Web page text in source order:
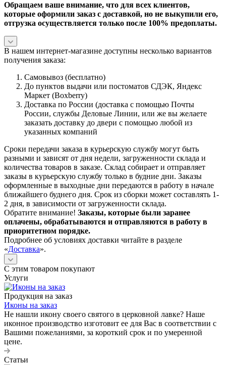
Обращаем ваше внимание, что для всех клиентов,
которые оформили заказ с доставкой, но не выкупили его,
отгрузка осуществляется только после 100% предоплаты.
В нашем интернет-магазине доступны несколько вариантов
получения заказа:
Самовывоз (бесплатно)
До пунктов выдачи или постоматов СДЭК, Яндекс
Маркет (Boxberry)
Доставка по России (доставка с помощью Почты
России, службы Деловые Линии, или же вы желаете
заказать доставку до двери с помощью любой из
указанных компаний
Сроки передачи заказа в курьерскую службу могут быть
разными и зависят от дня недели, загруженности склада и
количества товаров в заказе. Склад собирает и отправляет
заказы в курьерскую службу только в будние дни. Заказы
оформленные в выходные дни передаются в работу в начале
ближайшего буднего дня. Срок из сборки может составлять 1-
2 дня, в зависимости от загруженности склада.
Обратите внимание! Заказы, которые были заранее
оплачены, обрабатываются и отправляются в работу в
приоритетном порядке.
Подробнее об условиях доставки читайте в разделе
«Доставка».
С этим товаром покупают
Услуги
Продукция на заказ
Иконы на заказ
Не нашли икону своего святого в церковной лавке? Наше
иконное производство изготовит ее для Вас в соответствии с
Вашими пожеланиями, за короткий срок и по умеренной
цене.
Статьи